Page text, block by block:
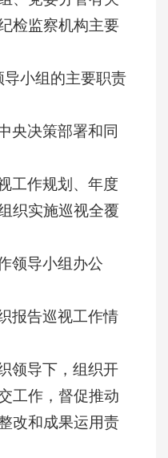
检监察机构主要
小组的主要职责
央决策部署和同
工作规划、年度
织实施巡视全覆
领导小组办公
报告巡视工作情
领导下，组织开
工作，督促推动
改和成果运用责